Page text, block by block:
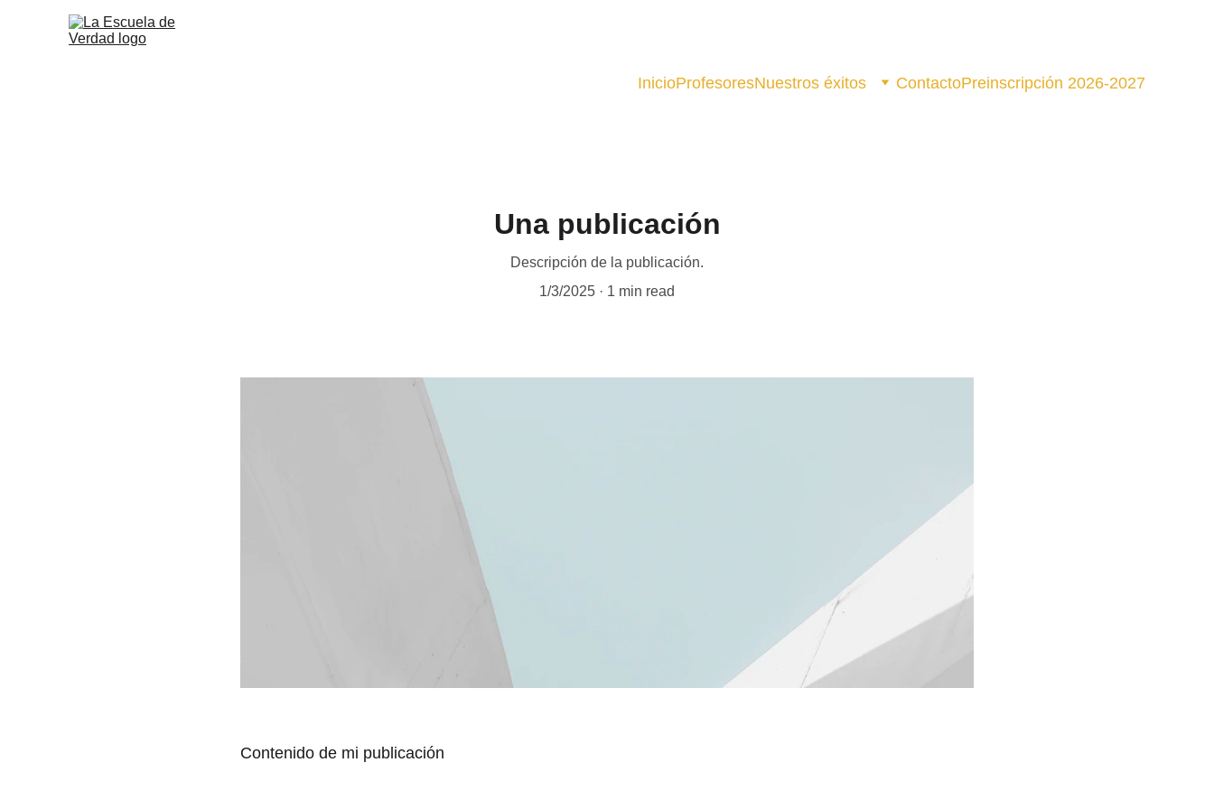
InicioProfesoresNuestros éxitos ContactoPreinscripción 2026-2027
Una publicación
Descripción de la publicación.
1/3/2025
1 min read
Contenido de mi publicación